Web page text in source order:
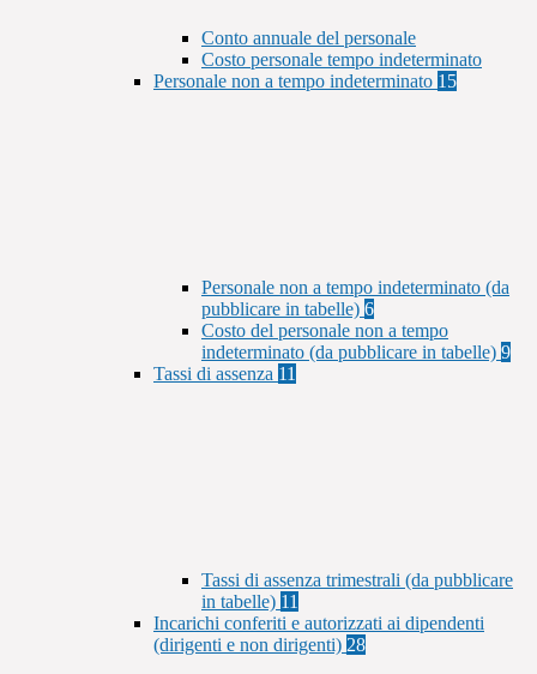
Conto annuale del personale
Costo personale tempo indeterminato
Personale non a tempo indeterminato 15
Personale non a tempo indeterminato (da
pubblicare in tabelle) 6
Costo del personale non a tempo
indeterminato (da pubblicare in tabelle) 9
Tassi di assenza 11
Tassi di assenza trimestrali (da pubblicare
in tabelle) 11
Incarichi conferiti e autorizzati ai dipendenti
(dirigenti e non dirigenti) 28